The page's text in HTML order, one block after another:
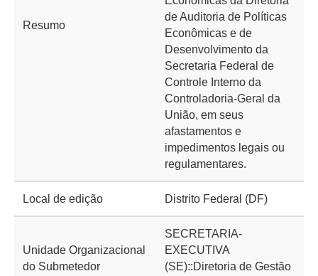
Resumo
de Auditoria de Políticas
Econômicas e de
Desenvolvimento da
Secretaria Federal de
Controle Interno da
Controladoria-Geral da
União, em seus
afastamentos e
impedimentos legais ou
regulamentares.
Local de edição Distrito Federal (DF)
Unidade Organizacional
do Submetedor
SECRETARIA-
EXECUTIVA
(SE)::Diretoria de Gestão